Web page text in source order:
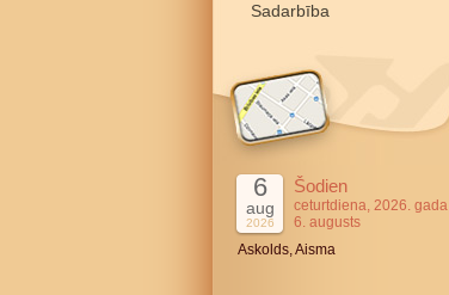
Sadarbība
6
aug
2026
Šodien
ceturtdiena, 2026. gada
6. augusts
Askolds, Aisma